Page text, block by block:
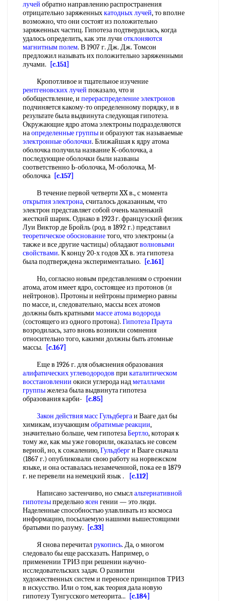
лучей обратно направлению распространения
отрицательно заряженныхкатодных лучей, то вполне
возможно, что они состоят из положительно
заряженных частиц. Гипотеза подтвердилась, когда
удалось определить, как эти лучи отклоняются
магнитным полем. В 1907 г. Дж. Дж. Томсон
предложил называть их положительно заряженными
лучами.
[c.151]
Кропотливое и тщательное изучение
рентгеновских лучей показало, что и
обобществление, и перераспределение электронов
подчиняется какому-то определенному порядку, и в
результате была выдвинута следующая гипотеза.
Окружающие ядро атома электроны подразделяются
наопределенные группыи образуют так называемые
электронные оболочки. Ближайшая к ядру атома
оболочка получила название К-оболочка, а
последующие оболочки были названы
соответственно Ь-оболочка, М-оболочка, М-
оболочка [c.157]
В течение первой четверти XX в., с момента
открытия электрона, считалось доказанным, что
электрон представляет собой очень маленький
жесткий шарик. Однако в 1923 г. французский физик
Луи Виктор де Бройль (род. в 1892 г.) представил
теоретическое обоснованиетого, что электроны (а
также и все другие частицы) обладаютволновыми
свойствами. К концу 20-х годов XX в. эта гипотеза
была подтверждена экспериментально.
[c.161]
Но, согласно новым представлениям о строении
атома, атом имеет ядро, состоящее из протонов (и
нейтронов). Протоны и нейтроны примерно равны
по массе, и, следовательно, массы всех атомов
должны быть кратными массе атомаводорода
(состоящего из одного протона). Гипотеза Праута
возродилась, зато вновь возникли сомнения
относительно того, какими должны быть атомные
массы.
[c.167]
Еще в 1926 г. для объяснения образования
алифатических углеводородов при каталитическом
восстановлении окиси углерода надметаллами
группыжелеза была выдвинута гипотеза
образования карби-
[c.85]
Закон действия масс Гульдбергаи Вааге дал бы
химикам, изучающимобратимые реакции,
значительно больше, чем гипотезаБертло, которая к
тому же, как мы уже говорили, оказалась не совсем
верной, но, к сожалению,Гульдберги Вааге сначала
(1867 г.) опубликовали свою работу на норвежском
языке, и она оставалась незамеченной, пока ее в 1879
г. не перевели на немецкий язык .
[c.112]
Написано застенчиво, но смыслальтернативной
гипотезыпредельноясен гении — это люди.
Наделенные способностью улавливать из космоса
информацию, посылаемую нашими вышестоящими
братьями по разуму.
[c.33]
Я снова перечиталрукопись. Да, о многом
следовало бы еще рассказать. Например, о
применении ТРИЗ при решении научно-
исследовательских задач. О развитии
художественных систем и переносе принципов ТРИЗ
в искусство. Или о том, как теория дала новую
гипотезу Тунгусского метеорита...
[c.184]